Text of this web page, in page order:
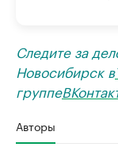
Следите за
Новосибирск в
группе
Авторы